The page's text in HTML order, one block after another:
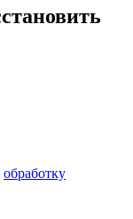
обработку